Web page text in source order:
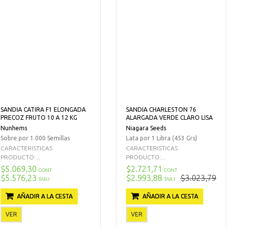
SANDIA CATIRA F1 ELONGADA
PRECOZ FRUTO 10 A 12 KG
Nunhems
Sobre por 1.000 Semillas
CARACTERISTICAS
PRODUCTO:...
$5.069,30 CONT
$5.576,23 TARJ
AÑADIR A LA CESTA
VER
SANDIA CHARLESTON 76
ALARGADA VERDE CLARO LISA
Niagara Seeds
Lata por 1 Libra (453 Grs)
CARACTERISTICAS
PRODUCTO:...
$2.721,71 CONT
$2.993,88 TARJ $3.023,79
AÑADIR A LA CESTA
VER